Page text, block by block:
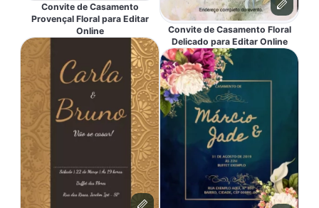
Convite de Casamento
Provençal Floral para Editar
Online
Convite de Casamento Floral
Delicado para Editar Online